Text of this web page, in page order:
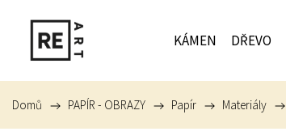
KÁMEN DŘEVO
Domů / PAPÍR - OBRAZY / Papír / Materiály /